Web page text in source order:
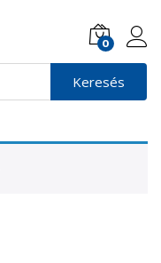
0
Keresés